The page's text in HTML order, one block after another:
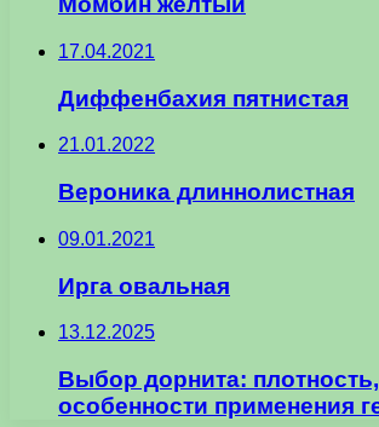
17.04.2021
Диффенбахия пятнистая
21.01.2022
Вероника длиннолистная
09.01.2021
Ирга овальная
13.12.2025
Выбор дорнита:
особенности применения